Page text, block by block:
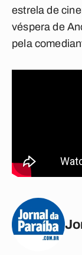
estrela de
véspera de
pela